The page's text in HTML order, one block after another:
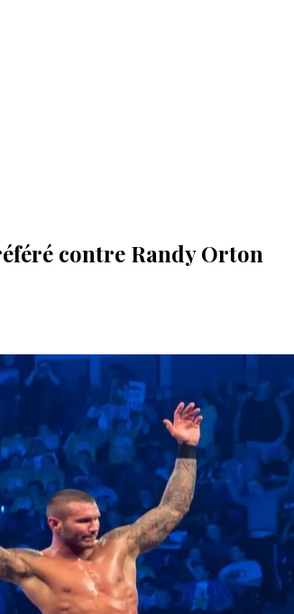
contre Randy Orton